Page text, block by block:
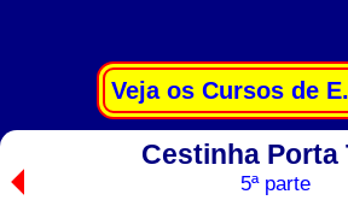
Cestinha Porta
5ª parte